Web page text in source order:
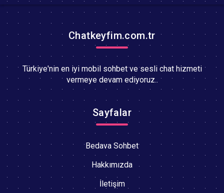
Chatkeyfim.com.tr
Türkiye'nin en iyi mobil sohbet ve sesli chat hizmeti
vermeye devam ediyoruz..
Sayfalar
Bedava Sohbet
Hakkımızda
İletişim